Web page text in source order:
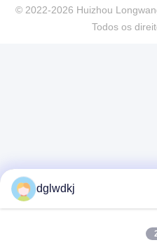
© 2022-2026 Huizhou
Todos os
dglwdkj